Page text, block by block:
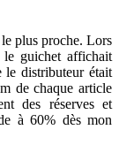
plus proche. Lors
le guichet affichait
le distributeur était
de chaque article
des réserves et
à 60% dès mon